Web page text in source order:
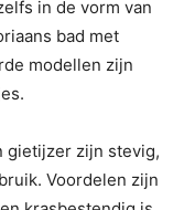
in de vorm van
bad met
modellen zijn
gietijzer zijn stevig,
Voordelen zijn